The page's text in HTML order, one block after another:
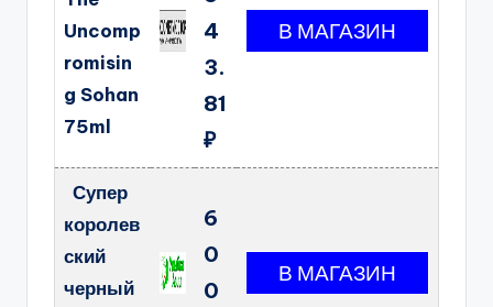
Uncomp
romisin
g Sohan
75ml
4
3.
81
₽
Супер
королев
ский
черный
6
0
0